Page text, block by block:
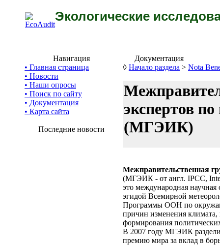
Экологические
Навигация
• Главная страница
• Новости
• Наши опросы
• Поиск по сайту
• Документация
• Карта сайта
Последние новости
Документация
◊ Начало раздела > Nota
экспертов
(МГЭИК)
Межправительственная
(МГЭИК - от англ. IPCC,
это международная научная
эгидой Всемирной
Программы ООН по
причин изменения климата,
формирования
В 2007 году МГЭИК
премию мира за вклад в